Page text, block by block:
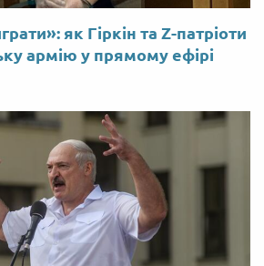
як Гіркін та Z-патріоти
армію у прямому ефірі